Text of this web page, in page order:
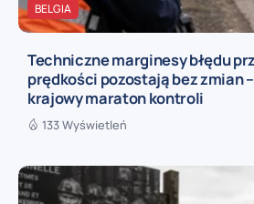
BELGIA
Techniczne marginesy błędu
prędkości pozostają bez zmian
krajowy maraton kontroli
133 Wyświetleń